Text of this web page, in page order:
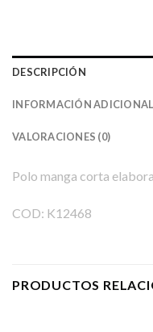
DESCRIPCIÓN
INFORMACIÓN ADICIONAL
VALORACIONES (0)
Polo manga corta
COD: K12468
PRODUCTOS